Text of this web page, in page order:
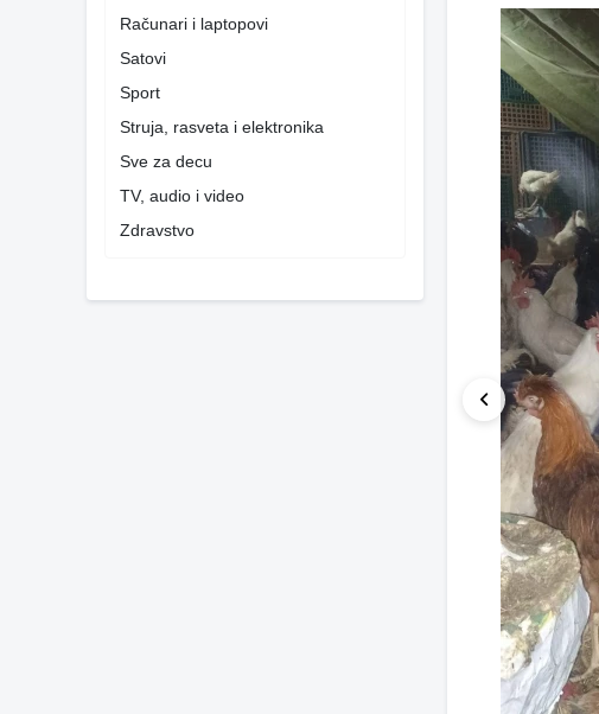
Računari i laptopovi
Satovi
Sport
Struja, rasveta i elektronika
Sve za decu
TV, audio i video
Zdravstvo